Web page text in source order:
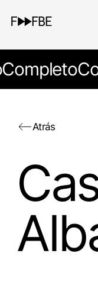
Completo
Atrás